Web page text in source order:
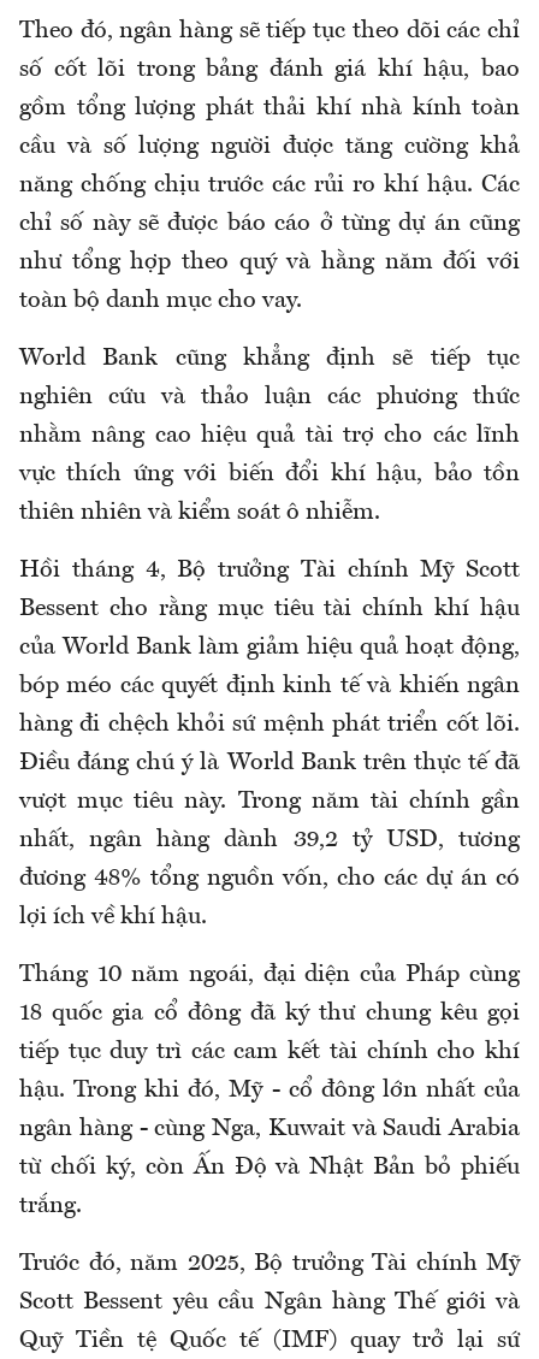
Theo đó, ngân hàng sẽ tiếp tục theo dõi các chỉ
số cốt lõi trong bảng đánh giá khí hậu, bao
gồm tổng lượng phát thải khí nhà kính toàn
cầu và số lượng người được tăng cường khả
năng chống chịu trước các rủi ro khí hậu. Các
chỉ số này sẽ được báo cáo ở từng dự án cũng
như tổng hợp theo quý và hằng năm đối với
toàn bộ danh mục cho vay.
World Bank cũng khẳng định sẽ tiếp tục
nghiên cứu và thảo luận các phương thức
nhằm nâng cao hiệu quả tài trợ cho các lĩnh
vực thích ứng với biến đổi khí hậu, bảo tồn
thiên nhiên và kiểm soát ô nhiễm.
Hồi tháng 4, Bộ trưởng Tài chính Mỹ Scott
Bessent cho rằng mục tiêu tài chính khí hậu
của World Bank làm giảm hiệu quả hoạt động,
bóp méo các quyết định kinh tế và khiến ngân
hàng đi chệch khỏi sứ mệnh phát triển cốt lõi.
Điều đáng chú ý là World Bank trên thực tế đã
vượt mục tiêu này. Trong năm tài chính gần
nhất, ngân hàng dành 39,2 tỷ USD, tương
đương 48% tổng nguồn vốn, cho các dự án có
lợi ích về khí hậu.
Tháng 10 năm ngoái, đại diện của Pháp cùng
18 quốc gia cổ đông đã ký thư chung kêu gọi
tiếp tục duy trì các cam kết tài chính cho khí
hậu. Trong khi đó, Mỹ - cổ đông lớn nhất của
ngân hàng - cùng Nga, Kuwait và Saudi Arabia
từ chối ký, còn Ấn Độ và Nhật Bản bỏ phiếu
trắng.
Trước đó, năm 2025, Bộ trưởng Tài chính Mỹ
Scott Bessent yêu cầu Ngân hàng Thế giới và
Quỹ Tiền tệ Quốc tế (IMF) quay trở lại sứ